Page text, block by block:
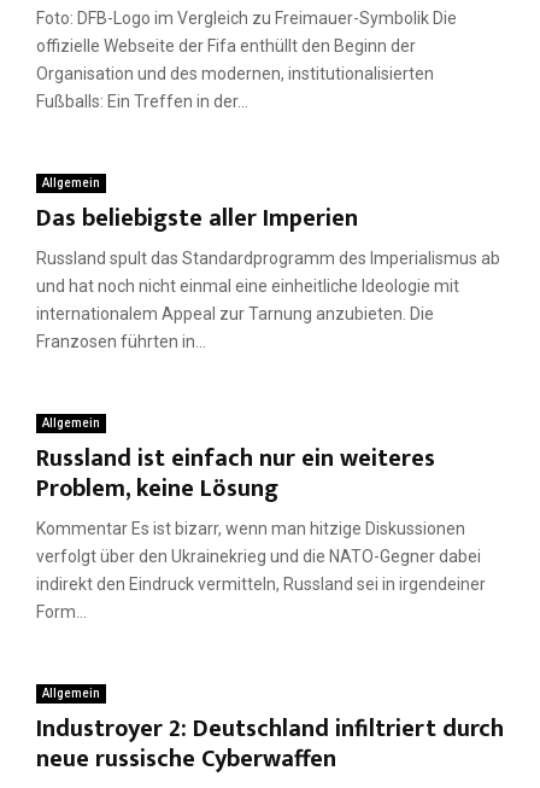
Foto: DFB-Logo im Vergleich zu Freimauer-Symbolik Die
offizielle Webseite der Fifa enthüllt den Beginn der
Organisation und des modernen, institutionalisierten
Fußballs: Ein Treffen in der...
Allgemein
Das beliebigste aller Imperien
Russland spult das Standardprogramm des Imperialismus ab
und hat noch nicht einmal eine einheitliche Ideologie mit
internationalem Appeal zur Tarnung anzubieten. Die
Franzosen führten in...
Allgemein
Russland ist einfach nur ein weiteres
Problem, keine Lösung
Kommentar Es ist bizarr, wenn man hitzige Diskussionen
verfolgt über den Ukrainekrieg und die NATO-Gegner dabei
indirekt den Eindruck vermitteln, Russland sei in irgendeiner
Form...
Allgemein
Industroyer 2: Deutschland infiltriert durch
neue russische Cyberwaffen